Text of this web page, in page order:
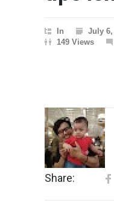
In July 6,
149 Views
Share: